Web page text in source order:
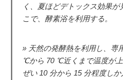
く、夏ほどデトックス効果
こで、酵素浴を利用する。
天然の発酵熱を利用し、専
℃から 70 ℃近くまで温度が
ぜい 10 分から 15 分程度し